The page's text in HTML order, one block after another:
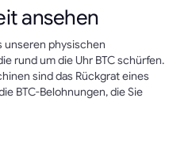
ansehen
unseren physischen
rund um die Uhr BTC schürfen.
sind das Rückgrat eines
BTC-Belohnungen, die Sie